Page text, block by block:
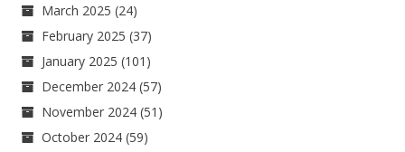
March 2025 (24)
February 2025 (37)
January 2025 (101)
December 2024 (57)
November 2024 (51)
October 2024 (59)